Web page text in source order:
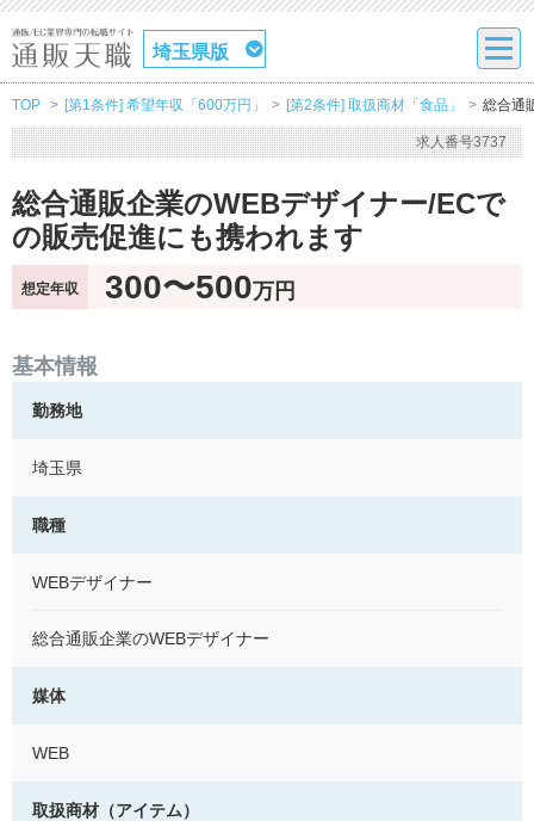
埼玉県版
TOP [第1条件] 希望年収「600万円」 [第2条件] 取扱商材「食品」 総合通
求人番号3737
総合通販企業のWEBデザイナー/ECで
の販売促進にも携われます
想定年収 300〜500万円
基本情報
勤務地
埼玉県
職種
WEBデザイナー
総合通販企業のWEBデザイナー
媒体
WEB
取扱商材（アイテム）